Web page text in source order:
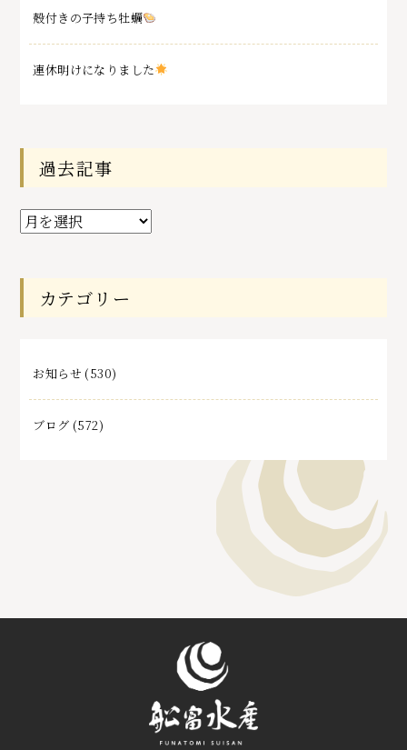
殻付きの子持ち牡蠣
連休明けになりました
過去記事
過
去
事
カテゴリー
お知らせ (530)
ブログ (572)